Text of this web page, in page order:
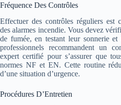
Fréquence Des Contrôles
Effectuer des contrôles réguliers est
des alarmes incendie. Vous devez
de fumée, en testant leur sonnerie
professionnels recommandent un
expert certifié pour s’assurer que
normes NF et EN. Cette routine
d’une situation d’urgence.
Procédures D’Entretien